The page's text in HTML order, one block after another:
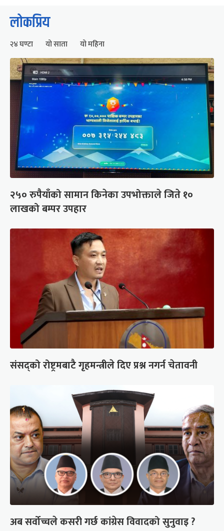
लोकप्रिय
२४ घण्टा यो साता यो महिना
२५० रुपैयाँको सामान किनेका उपभोक्ताले जिते १०
लाखको बम्पर उपहार
संसद्को रोष्ट्रमबाटै गृहमन्त्रीले दिए प्रश्न नगर्न चेतावनी
अब सर्वोच्चले कसरी गर्छ कांग्रेस विवादको सुनुवाइ ?